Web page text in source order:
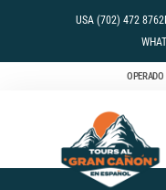
USA (702) 472 8762